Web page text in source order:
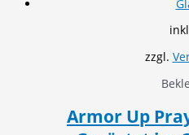
zzgl.
Armor Up